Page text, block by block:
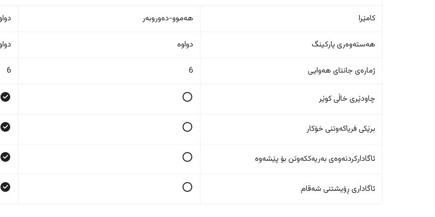
کامێرا هەموو-دەوروبەر
هەستەوەری پارکینگ دواوە
ژمارەی جانتای هەوایی 6
6
چاودێری خاڵی کوێر
برێکی فریاکەوتنی خۆکار
ئاگادارکردنەوەی بەریەککەوتن بۆ پێشەوە
ئاگاداری ڕۆیشتنی شەقام